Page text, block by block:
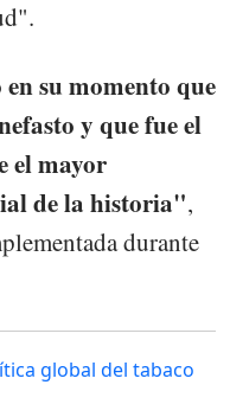
su momento que
y que fue el
el mayor
de la historia",
durante
global del tabaco